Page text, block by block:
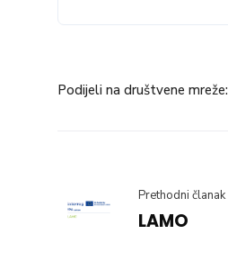
Podijeli na društvene mreže:
Prethodni članak
LAMO